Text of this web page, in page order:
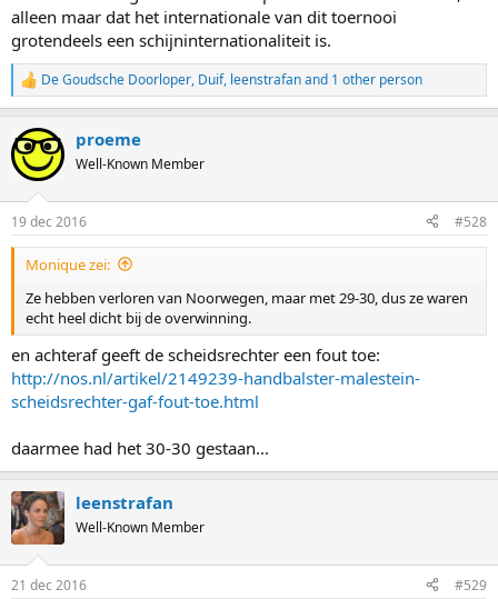
alleen maar dat het internationale van dit toernooi
grotendeels een schijninternationaliteit is.
R
e
c
t
i
s
:
De Goudsche Doorloper, Duif, leenstrafanand 1 other person
proeme
Well-Known Member
19 dec 2016 #528
Monique zei:
Ze hebben verloren van Noorwegen, maar met 29-30, dus ze waren
echt heel dicht bij de overwinning.
en achteraf geeft de scheidsrechter een fout toe:
http://nos.nl/artikel/2149239-handbalster-malestein-
scheidsrechter-gaf-fout-toe.html
daarmee had het 30-30 gestaan...
leenstrafan
Well-Known Member
21 dec 2016 #529